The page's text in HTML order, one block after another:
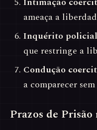
ameaça a
Inquérito
que restringe a
Condução
a comparecer
Prazos de